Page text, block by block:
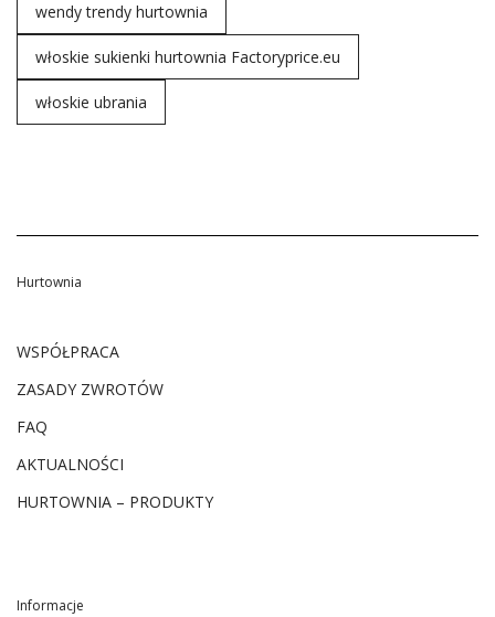
wendy trendy hurtownia
włoskie sukienki hurtownia Factoryprice.eu
włoskie ubrania
Hurtownia
WSPÓŁPRACA
ZASADY ZWROTÓW
FAQ
AKTUALNOŚCI
HURTOWNIA – PRODUKTY
Informacje